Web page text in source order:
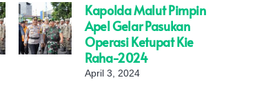
Kapolda Malut Pimpin
Apel Gelar Pasukan
Operasi Ketupat Kie
Raha-2024
April 3, 2024